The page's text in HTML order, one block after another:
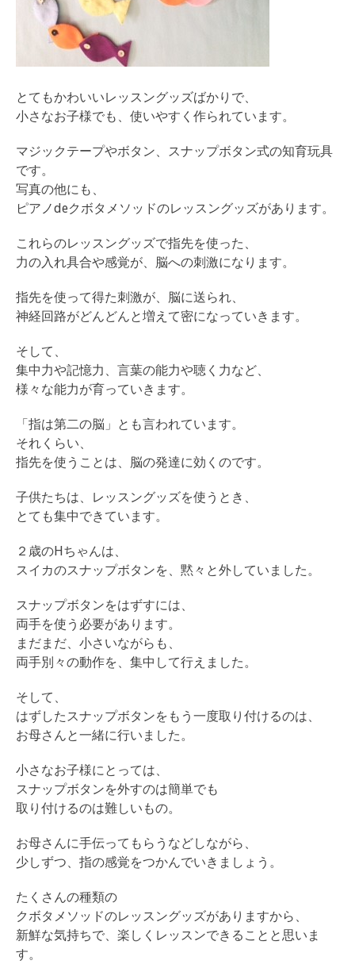
とてもかわいいレッスングッズばかりで、
小さなお子様でも、使いやすく作られています。
マジックテープやボタン、スナップボタン式の知育玩具
です。
写真の他にも、
ピアノdeクボタメソッドのレッスングッズがあります。
これらのレッスングッズで指先を使った、
力の入れ具合や感覚が、脳への刺激になります。
指先を使って得た刺激が、脳に送られ、
神経回路がどんどんと増えて密になっていきます。
そして、
集中力や記憶力、言葉の能力や聴く力など、
様々な能力が育っていきます。
「指は第二の脳」とも言われています。
それくらい、
指先を使うことは、脳の発達に効くのです。
子供たちは、レッスングッズを使うとき、
とても集中できています。
２歳のHちゃんは、
スイカのスナップボタンを、黙々と外していました。
スナップボタンをはずすには、
両手を使う必要があります。
まだまだ、小さいながらも、
両手別々の動作を、集中して行えました。
そして、
はずしたスナップボタンをもう一度取り付けるのは、
お母さんと一緒に行いました。
小さなお子様にとっては、
スナップボタンを外すのは簡単でも
取り付けるのは難しいもの。
お母さんに手伝ってもらうなどしながら、
少しずつ、指の感覚をつかんでいきましょう。
たくさんの種類の
クボタメソッドのレッスングッズがありますから、
新鮮な気持ちで、楽しくレッスンできることと思いま
す。